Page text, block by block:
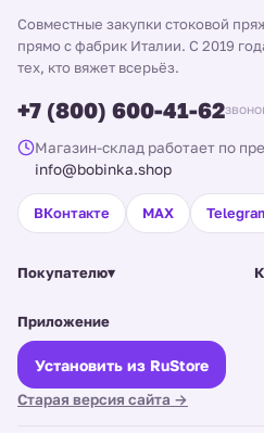
Совместные закупки стоковой
прямо с фабрик Италии. С 2019
тех, кто вяжет всерьёз.
+7 (800) 600-41-62
Магазин-склад работает по
info@bobinka.shop
ВКонтакте MAX
Покупателю▾
Приложение
Установить из RuStore
Старая версия сайта →